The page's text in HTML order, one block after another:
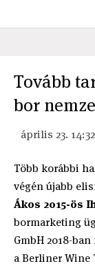
Tovább
bor
április 23. 14:32
Több korábbi
végén újabb
Ákos 2015-ös
bormarketing
GmbH 2018-
a Berliner Wine